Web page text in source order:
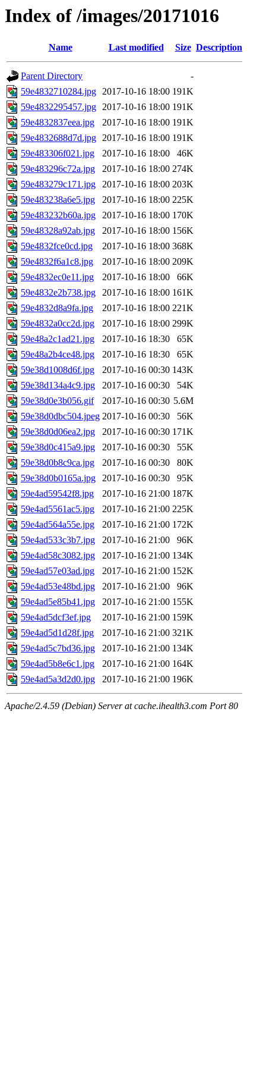
Index of /images/20171016
Name Last modified Size Description
Parent Directory
-
59e4832710284.jpg 2017-10-16 18:00 191K
59e4832295457.jpg 2017-10-16 18:00 191K
59e4832837eea.jpg
2017-10-16 18:00 191K
59e4832688d7d.jpg 2017-10-16 18:00 191K
59e483306f021.jpg
2017-10-16 18:00
46K
59e483296c72a.jpg
2017-10-16 18:00 274K
59e483279c171.jpg
2017-10-16 18:00 203K
59e483238a6e5.jpg
2017-10-16 18:00 225K
59e483232b60a.jpg
2017-10-16 18:00 170K
59e48328a92ab.jpg
2017-10-16 18:00 156K
59e4832fce0cd.jpg
2017-10-16 18:00 368K
59e4832f6a1c8.jpg
2017-10-16 18:00 209K
59e4832ec0e11.jpg
2017-10-16 18:00
66K
59e4832e2b738.jpg
2017-10-16 18:00 161K
59e4832d8a9fa.jpg
2017-10-16 18:00 221K
59e4832a0cc2d.jpg
2017-10-16 18:00 299K
59e48a2c1ad21.jpg
2017-10-16 18:30
65K
59e48a2b4ce48.jpg
2017-10-16 18:30
65K
59e38d1008d6f.jpg
2017-10-16 00:30 143K
59e38d134a4c9.jpg
2017-10-16 00:30
54K
59e38d0e3b056.gif
2017-10-16 00:30 5.6M
59e38d0dbc504.jpeg 2017-10-16 00:30
56K
59e38d0d06ea2.jpg
2017-10-16 00:30 171K
59e38d0c415a9.jpg
2017-10-16 00:30
55K
59e38d0b8c9ca.jpg
2017-10-16 00:30
80K
59e38d0b0165a.jpg
2017-10-16 00:30
95K
59e4ad59542f8.jpg
2017-10-16 21:00 187K
59e4ad5561ac5.jpg
2017-10-16 21:00 225K
59e4ad564a55e.jpg
2017-10-16 21:00 172K
59e4ad533c3b7.jpg
2017-10-16 21:00
96K
59e4ad58c3082.jpg
2017-10-16 21:00 134K
59e4ad57e03ad.jpg
2017-10-16 21:00 152K
59e4ad53e48bd.jpg
2017-10-16 21:00
96K
59e4ad5e85b41.jpg
2017-10-16 21:00 155K
59e4ad5dcf3ef.jpg
2017-10-16 21:00 159K
59e4ad5d1d28f.jpg
2017-10-16 21:00 321K
59e4ad5c7bd36.jpg
2017-10-16 21:00 134K
59e4ad5b8e6c1.jpg
2017-10-16 21:00 164K
59e4ad5a3d2d0.jpg
2017-10-16 21:00 196K
Apache/2.4.59 (Debian) Server at cache.ihealth3.com Port 80